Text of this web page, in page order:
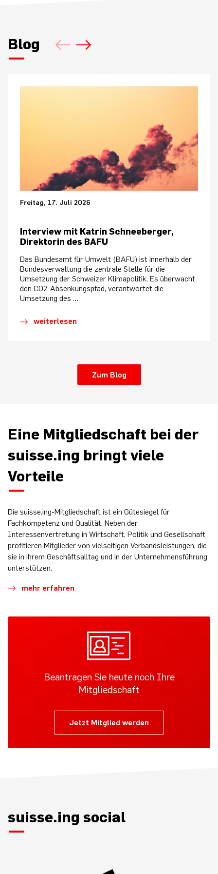
Blog
Freitag, 17. Juli 2026
Interview mit Katrin Schneeberger,
Direktorin des BAFU
Das Bundesamt für Umwelt (BAFU) ist innerhalb der
Bundesverwaltung die zentrale Stelle für die
Umsetzung der Schweizer Klimapolitik. Es überwacht
den CO2-Absenkungspfad, verantwortet die
Umsetzung des …
weiterlesen
Zum Blog
Eine Mitgliedschaft bei der
suisse.ing bringt viele
Vorteile
Die suisse.ing-Mitgliedschaft ist ein Gütesiegel für
Fachkompetenz und Qualität. Neben der
Interessenvertretung in Wirtschaft, Politik und Gesellschaft
profitieren Mitglieder von vielseitigen Verbandsleistungen, die
sie in ihrem Geschäftsalltag und in der Unternehmensführung
unterstützen.
mehr erfahren
Beantragen Sie heute noch Ihre
Mitgliedschaft
Jetzt Mitglied werden
suisse.ing social